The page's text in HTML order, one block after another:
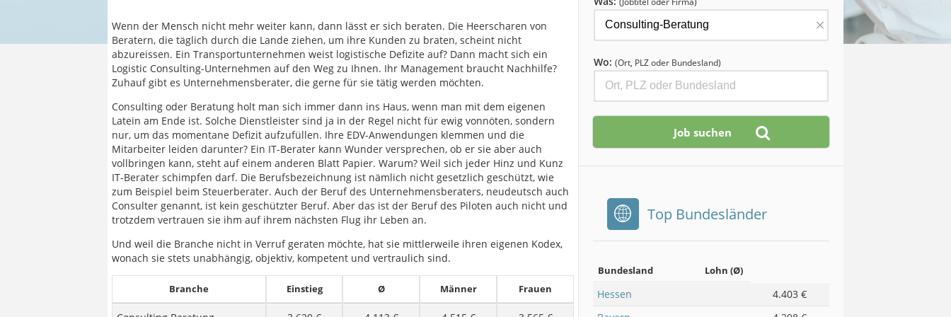
Wenn der Mensch nicht mehr weiter kann, dann lässt er sich beraten. Die Heerscharen von
Beratern, die täglich durch die Lande ziehen, um ihre Kunden zu braten, scheint nicht
abzureissen. Ein Transportunternehmen weist logistische Defizite auf? Dann macht sich ein
Logistic Consulting-Unternehmen auf den Weg zu Ihnen. Ihr Management braucht Nachhilfe?
Zuhauf gibt es Unternehmensberater, die gerne für sie tätig werden möchten.
Consulting oder Beratung holt man sich immer dann ins Haus, wenn man mit dem eigenen
Latein am Ende ist. Solche Dienstleister sind ja in der Regel nicht für ewig vonnöten, sondern
nur, um das momentane Defizit aufzufüllen. Ihre EDV-Anwendungen klemmen und die
Mitarbeiter leiden darunter? Ein IT-Berater kann Wunder versprechen, ob er sie aber auch
vollbringen kann, steht auf einem anderen Blatt Papier. Warum? Weil sich jeder Hinz und Kunz
IT-Berater schimpfen darf. Die Berufsbezeichnung ist nämlich nicht gesetzlich geschützt, wie
zum Beispiel beim Steuerberater. Auch der Beruf des Unternehmensberaters, neudeutsch auch
Consulter genannt, ist kein geschützter Beruf. Aber das ist der Beruf des Piloten auch nicht und
trotzdem vertrauen sie ihm auf ihrem nächsten Flug ihr Leben an.
Und weil die Branche nicht in Verruf geraten möchte, hat sie mittlerweile ihren eigenen Kodex,
wonach sie stets unabhängig, objektiv, kompetent und vertraulich sind.
Branche Einstieg Ø Männer Frauen
×
Wo: (Ort, PLZ oder Bundesland)
Top Bundesländer
Bundesland Lohn (Ø)
Hessen
4.403 €